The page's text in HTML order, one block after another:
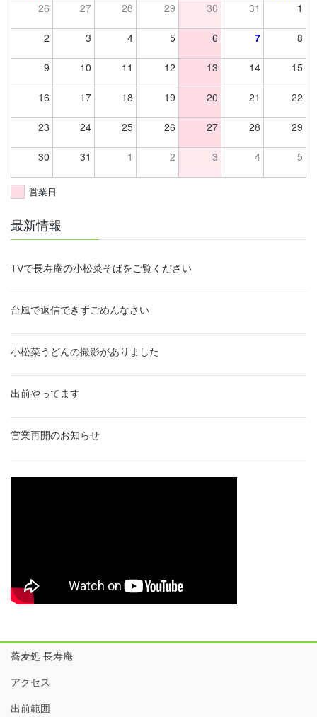
26 27 28 29 30 31 1
2 3 4 5 6 7 8
9 10 11 12 13 14 15
16 17 18 19 20 21 22
23 24 25 26 27 28 29
30 31 1 2 3 4 5
営業日
最新情報
TVで長寿庵の小松菜そばをご覧ください
台風で返信できずごめんなさい
小松菜うどんの撮影がありました
出前やってます
営業再開のお知らせ
蕎麦処 長寿庵
アクセス
出前範囲